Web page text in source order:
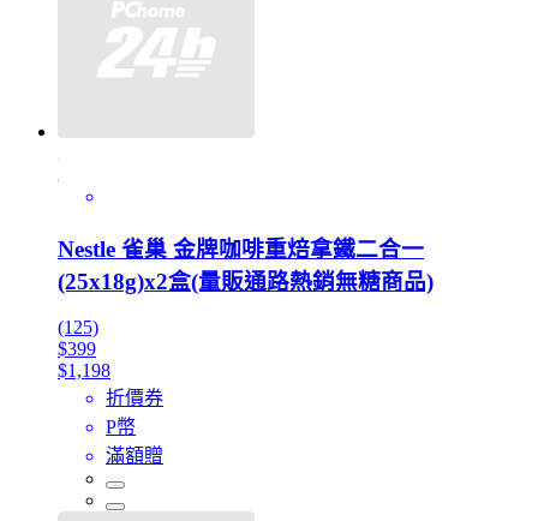
Nestle 雀巢 金牌咖啡重焙拿鐵二合一
(25x18g)x2盒(量販通路熱銷無糖商品)
(125)
$399
$1,198
折價券
P幣
滿額贈